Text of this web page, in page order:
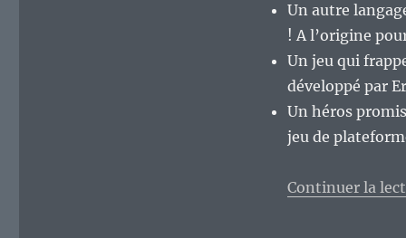
Un autre
! A l’origine
Un jeu qui
développé par
Un héros
jeu de
Continuer la